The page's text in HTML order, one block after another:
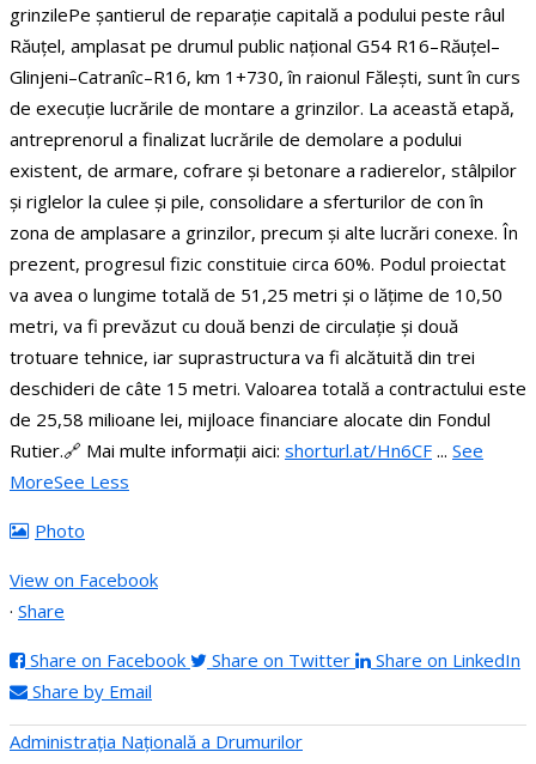
grinzilePe șantierul de reparație capitală a podului peste râul
Răuțel, amplasat pe drumul public național G54 R16–Răuțel–
Glinjeni–Catranîc–R16, km 1+730, în raionul Fălești, sunt în curs
de execuție lucrările de montare a grinzilor. La această etapă,
antreprenorul a finalizat lucrările de demolare a podului
existent, de armare, cofrare și betonare a radierelor, stâlpilor
și riglelor la culee și pile, consolidare a sferturilor de con în
zona de amplasare a grinzilor, precum și alte lucrări conexe. În
prezent, progresul fizic constituie circa 60%. Podul proiectat
va avea o lungime totală de 51,25 metri și o lățime de 10,50
metri, va fi prevăzut cu două benzi de circulație și două
trotuare tehnice, iar suprastructura va fi alcătuită din trei
deschideri de câte 15 metri. Valoarea totală a contractului este
de 25,58 milioane lei, mijloace financiare alocate din Fondul
Rutier.🔗 Mai multe informații aici: shorturl.at/Hn6CF ... See
MoreSee Less
Photo
View on Facebook
· Share
Share on Facebook Share on Twitter
Share on LinkedIn
Share by Email
Administraţia Națională a Drumurilor